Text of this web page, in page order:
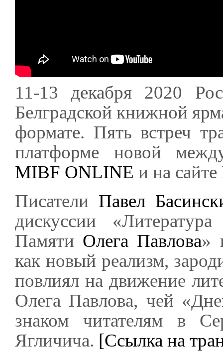
11-13 декабря 2020
Белградской книжной
формате. Пять встреч
платформе новой
MIBF ONLINE и на
Писатели Павел
дискуссии
Памяти Олега Павлова»
как новый реализм,
повлиял на движение
Олега Павлова, чей
знаком читателям в
Ягличича. [Ссылка на